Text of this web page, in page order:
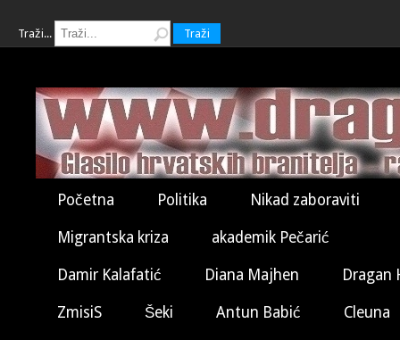
Traži... Traži
Početna Politika Nikad zaboraviti
Migrantska kriza akademik Pečarić
Damir Kalafatić Diana Majhen Dragan
ZmisiS Šeki Antun Babić Cleuna